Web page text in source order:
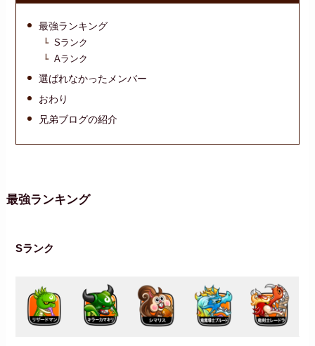
最強ランキング
Sランク
Aランク
選ばれなかったメンバー
おわり
兄弟ブログの紹介
最強ランキング
Sランク